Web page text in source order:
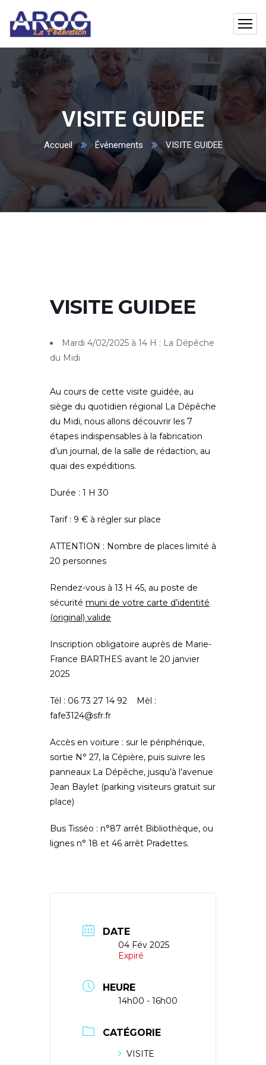
VISITE GUIDEE
Accueil Événements VISITE GUIDEE
VISITE GUIDEE
Mardi 4/02/2025 à 14 H : La Dépêche
du Midi
Au cours de cette visite guidée, au
siège du quotidien régional La Dépêche
du Midi, nous allons découvrir les 7
étapes indispensables à la fabrication
d’un journal, de la salle de rédaction, au
quai des expéditions.
Durée : 1 H 30
Tarif : 9 € à régler sur place
ATTENTION : Nombre de places limité à
20 personnes
Rendez-vous à 13 H 45, au poste de
sécurité muni de votre carte d’identité
(original) valide
Inscription obligatoire auprès de Marie-
France BARTHES avant le 20 janvier
2025
Tél : 06 73 27 14 92 Mèl :
fafe3124@sfr.fr
Accès en voiture : sur le périphérique,
sortie N° 27, la Cépière, puis suivre les
panneaux La Dépêche, jusqu’à l’avenue
Jean Baylet (parking visiteurs gratuit sur
place)
Bus Tisséo : n°87 arrêt Bibliothèque, ou
lignes n° 18 et 46 arrêt Pradettes.
DATE
04 Fév 2025
Expiré
HEURE
14h00 - 16h00
CATÉGORIE
VISITE